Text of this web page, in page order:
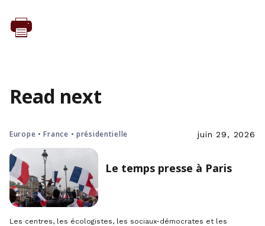
Read next
Europe • France • présidentielle juin 29, 2026
Le temps presse à Paris
Les centres, les écologistes, les sociaux-démocrates et les